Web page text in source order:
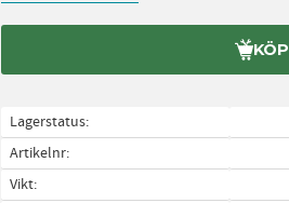
KÖP
Lagerstatus
Artikelnr
Vikt